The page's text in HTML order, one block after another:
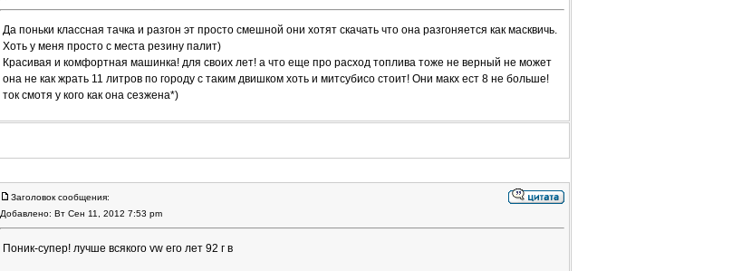
Да поньки классная тачка и разгон эт просто смешной они хотят скачать что она разгоняется как масквичь.
Хоть у меня просто с места резину палит)
Красивая и комфортная машинка! для своих лет! а что еще про расход топлива тоже не верный не может
она не как жрать 11 литров по городу с таким двишком хоть и митсубисо стоит! Они макх ест 8 не больше!
ток смотя у кого как она сезжена*)
Заголовок сообщения:
Добавлено: Вт Сен 11, 2012 7:53 pm
Поник-супер! лучше всякого vw его лет 92 г в